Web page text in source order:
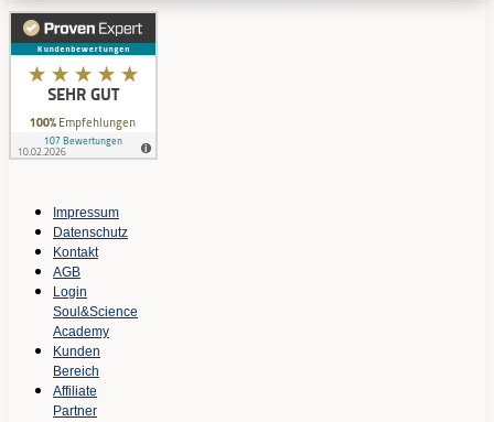
Impressum
Datenschutz
Kontakt
AGB
Login
Soul&Science
Academy
Kunden
Bereich
Affiliate
Partner